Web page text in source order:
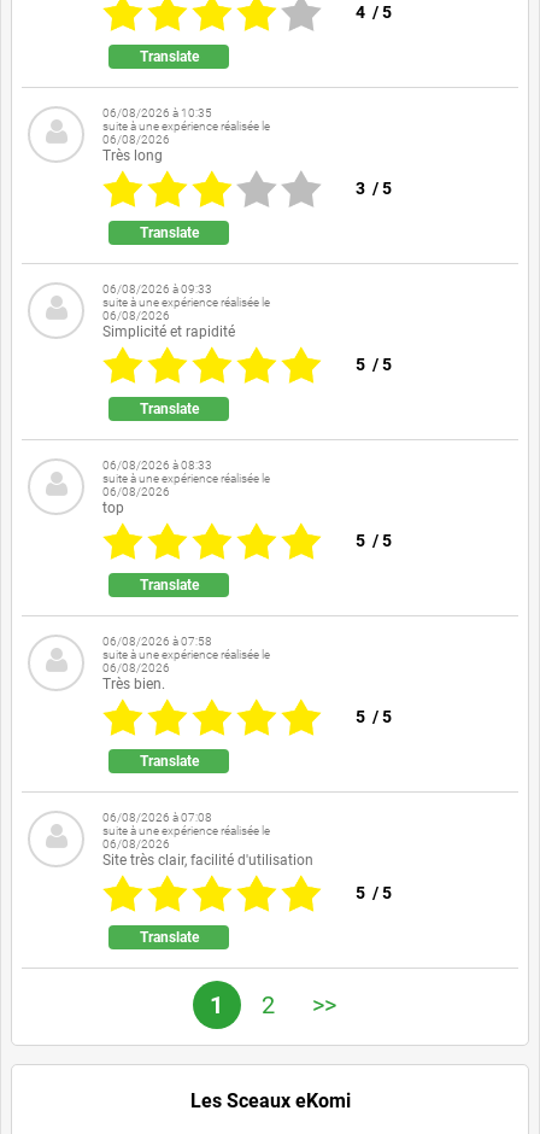
4 /5
Translate
06/08/2026 à 10:35
suite à une expérience réalisée le
06/08/2026
Très long
3 /5
Translate
06/08/2026 à 09:33
suite à une expérience réalisée le
06/08/2026
Simplicité et rapidité
5 /5
Translate
06/08/2026 à 08:33
suite à une expérience réalisée le
06/08/2026
top
5 /5
Translate
06/08/2026 à 07:58
suite à une expérience réalisée le
06/08/2026
Très bien.
5 /5
Translate
06/08/2026 à 07:08
suite à une expérience réalisée le
06/08/2026
Site très clair, facilité d'utilisation
5 /5
Translate
1 2 >>
Les Sceaux eKomi